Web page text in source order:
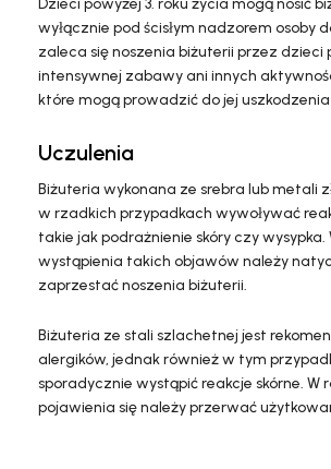
Dzieci powyżej 3. roku życia mogą nosić
wyłącznie pod ścisłym nadzorem osoby
zaleca się noszenia biżuterii przez dzieci
intensywnej zabawy ani innych
które mogą prowadzić do jej
Uczulenia
Biżuteria wykonana ze srebra lub metali
w rzadkich przypadkach wywoływać
takie jak podrażnienie skóry czy wysypka.
wystąpienia takich objawów należy
zaprzestać noszenia biżuterii.
Biżuteria ze stali szlachetnej jest
alergików, jednak również w tym
sporadycznie wystąpić reakcje skórne. W
pojawienia się należy przerwać